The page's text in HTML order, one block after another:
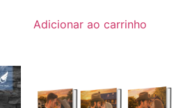
Adicionar ao carrinho